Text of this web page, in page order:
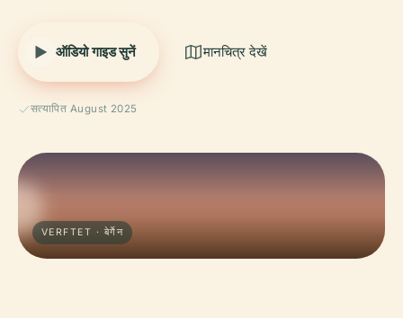
ऑडियो गाइड सुनें मानचित्र देखें
सत्यापित August 2025
VERFTET · बेर्गेन